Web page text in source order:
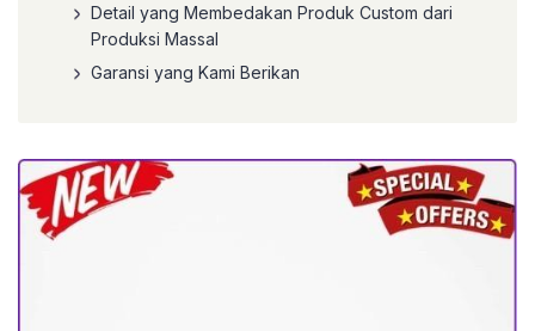
Detail yang Membedakan Produk Custom dari
Produksi Massal
Garansi yang Kami Berikan